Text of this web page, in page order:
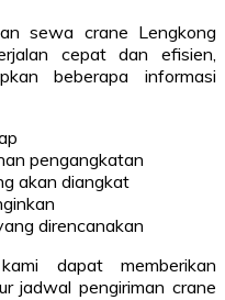
sewa crane Lengkong
cepat dan efisien,
beberapa informasi
pengangkatan
akan diangkat
direncanakan
dapat memberikan
jadwal pengiriman crane